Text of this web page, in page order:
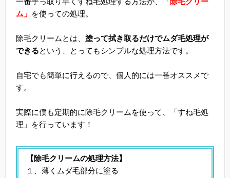
ム」 を使っての処理。
除毛クリームとは、 塗って拭き取るだけでムダ毛処理が
できるという、とってもシンプルな処理方法です。
自宅でも簡単に行えるので、個人的には一番オススメで
す。
実際に僕も定期的に除毛クリームを使って、「すね毛処
理」を行っています！
【除毛クリームの処理方法】
１、薄くムダ毛部分に塗る